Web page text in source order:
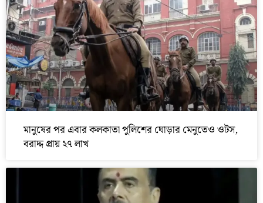
মানুষের পর এবার কলকাতা পুলিশের ঘোড়ার মেনুতেও ওটস,
বরাদ্দ প্রায় ২৭ লাখ